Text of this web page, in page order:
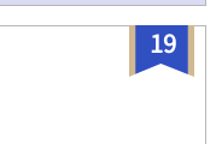
19